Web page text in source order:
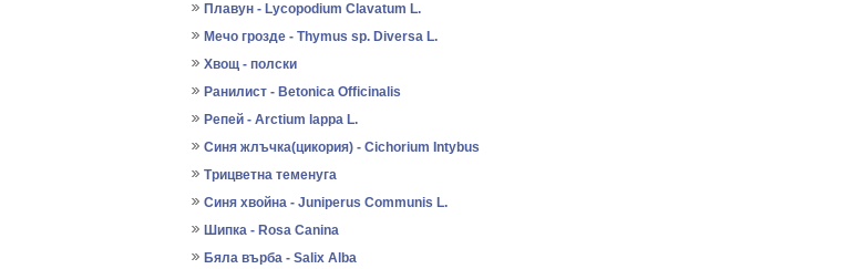
Плавун - Lycopodium Clavatum L.
Мечо грозде - Thymus sp. Diversa L.
Хвощ - полски
Ранилист - Betonica Officinalis
Репей - Arctium lappa L.
Синя жлъчка(цикория) - Cichorium Intybus
Трицветна теменуга
Синя хвойна - Juniperus Communis L.
Шипка - Rosa Canina
Бяла върба - Salix Аlba